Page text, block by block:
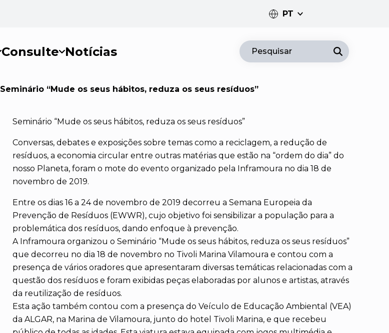
PT
PT
EN
Consulte Notícias Pesquisar
Seminário “Mude os seus hábitos, reduza os seus resíduos”
Seminário “Mude os seus hábitos, reduza os seus resíduos”
Conversas, debates e exposições sobre temas como a reciclagem, a redução de
resíduos, a economia circular entre outras matérias que estão na “ordem do dia” do
nosso Planeta, foram o mote do evento organizado pela Inframoura no dia 18 de
novembro de 2019.
Entre os dias 16 a 24 de novembro de 2019 decorreu a Semana Europeia da
Prevenção de Resíduos (EWWR), cujo objetivo foi sensibilizar a população para a
problemática dos resíduos, dando enfoque à prevenção.
A Inframoura organizou o Seminário “Mude os seus hábitos, reduza os seus resíduos”
que decorreu no dia 18 de novembro no Tivoli Marina Vilamoura e contou com a
presença de vários oradores que apresentaram diversas temáticas relacionadas com a
questão dos resíduos e foram exibidas peças elaboradas por alunos e artistas, através
da reutilização de resíduos.
Esta ação também contou com a presença do Veículo de Educação Ambiental (VEA)
da ALGAR, na Marina de Vilamoura, junto do hotel Tivoli Marina, e que recebeu